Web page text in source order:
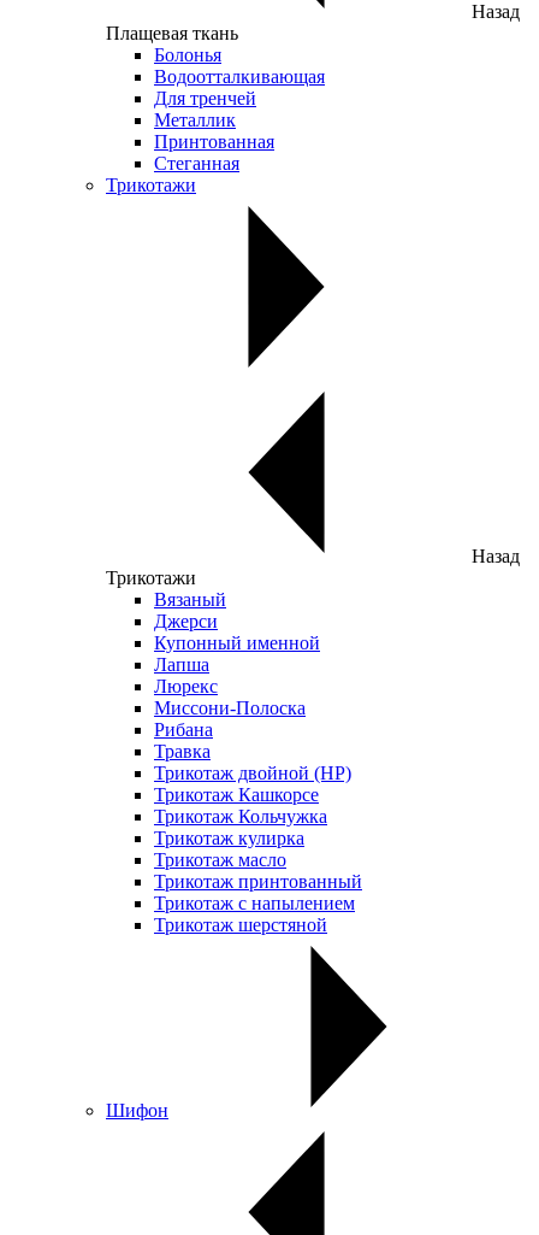
Назад
Плащевая ткань
Болонья
Водоотталкивающая
Для тренчей
Металлик
Принтованная
Стеганная
Трикотажи
Назад
Трикотажи
Вязаный
Джерси
Купонный именной
Лапша
Люрекс
Миссони-Полоска
Рибана
Травка
Трикотаж двойной (НР)
Трикотаж Кашкорсе
Трикотаж Кольчужка
Трикотаж кулирка
Трикотаж масло
Трикотаж принтованный
Трикотаж с напылением
Трикотаж шерстяной
Шифон